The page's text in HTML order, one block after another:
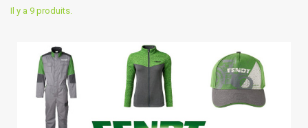
Il y a 9 produits.